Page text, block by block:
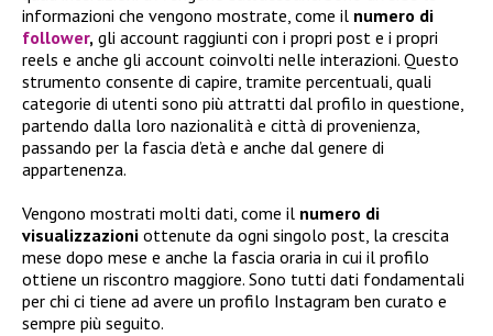
informazioni che vengono mostrate, come il numero di
follower, gli account raggiunti con i propri post e i propri
reels e anche gli account coinvolti nelle interazioni. Questo
strumento consente di capire, tramite percentuali, quali
categorie di utenti sono più attratti dal profilo in questione,
partendo dalla loro nazionalità e città di provenienza,
passando per la fascia d’età e anche dal genere di
appartenenza.
Vengono mostrati molti dati, come il numero di
visualizzazioni ottenute da ogni singolo post, la crescita
mese dopo mese e anche la fascia oraria in cui il profilo
ottiene un riscontro maggiore. Sono tutti dati fondamentali
per chi ci tiene ad avere un profilo Instagram ben curato e
sempre più seguito.